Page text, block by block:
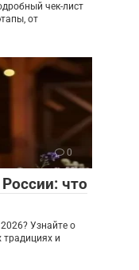
чек-лист
от
0
что
Узнайте о
и